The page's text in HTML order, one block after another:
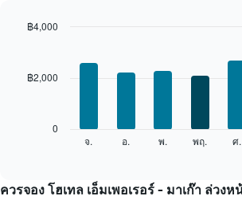
แต่ละ
แกน
มี
แผนภูมิ
แสดง
จ. อ. พ. พฤ. ศ.
0
฿2,000
฿4,000
ควรจอง โฮเทล เอ็มเพอเรอร์ - มาเก๊า ล่วง